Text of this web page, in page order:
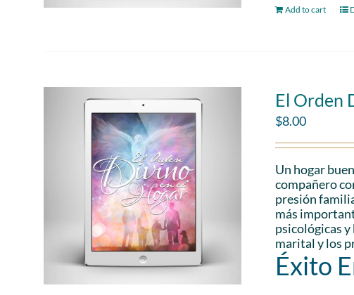
Add to cart
El Orden
$8.00
Un hogar
compañero
presión
más
psicológicas
marital y los
Éxito